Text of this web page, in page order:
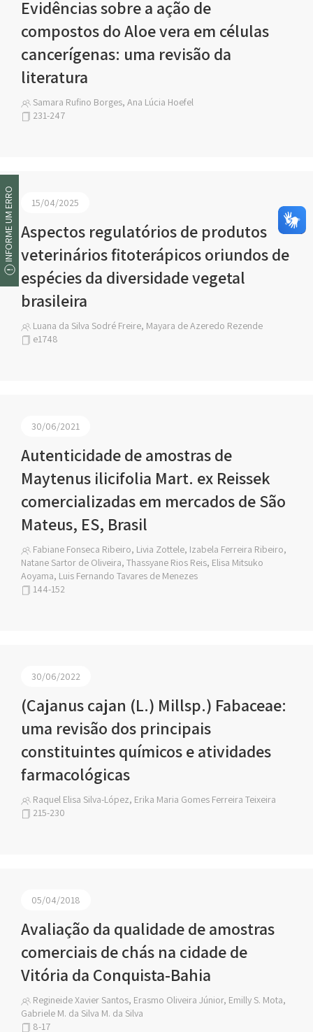
Evidências sobre a ação de
compostos do Aloe vera em células
cancerígenas: uma revisão da
literatura
Samara Rufino Borges, Ana Lúcia Hoefel
231-247
15/04/2025
Aspectos regulatórios de produtos
veterinários fitoterápicos oriundos de
espécies da diversidade vegetal
brasileira
Luana da Silva Sodré Freire, Mayara de Azeredo Rezende
e1748
30/06/2021
Autenticidade de amostras de
Maytenus ilicifolia Mart. ex Reissek
comercializadas em mercados de São
Mateus, ES, Brasil
Fabiane Fonseca Ribeiro, Livia Zottele, Izabela Ferreira Ribeiro,
Natane Sartor de Oliveira, Thassyane Rios Reis, Elisa Mitsuko
Aoyama, Luis Fernando Tavares de Menezes
144-152
30/06/2022
(Cajanus cajan (L.) Millsp.) Fabaceae:
uma revisão dos principais
constituintes químicos e atividades
farmacológicas
Raquel Elisa Silva-López, Erika Maria Gomes Ferreira Teixeira
215-230
05/04/2018
Avaliação da qualidade de amostras
comerciais de chás na cidade de
Vitória da Conquista-Bahia
Regineide Xavier Santos, Erasmo Oliveira Júnior, Emilly S. Mota,
Gabriele M. da Silva M. da Silva
8-17
INFORME UM ERRO